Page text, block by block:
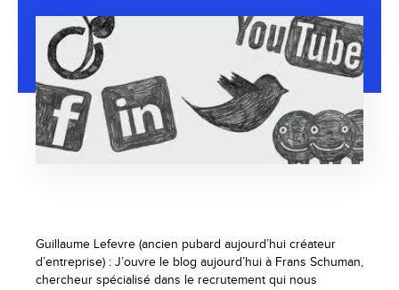
Guillaume Lefevre (ancien pubard aujourd’hui créateur
d’entreprise) : J’ouvre le blog aujourd’hui à Frans Schuman,
chercheur spécialisé dans le recrutement qui nous